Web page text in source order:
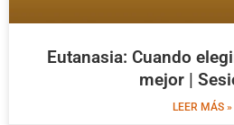
Eutanasia: Cuando
mejor |
LEER MÁS »